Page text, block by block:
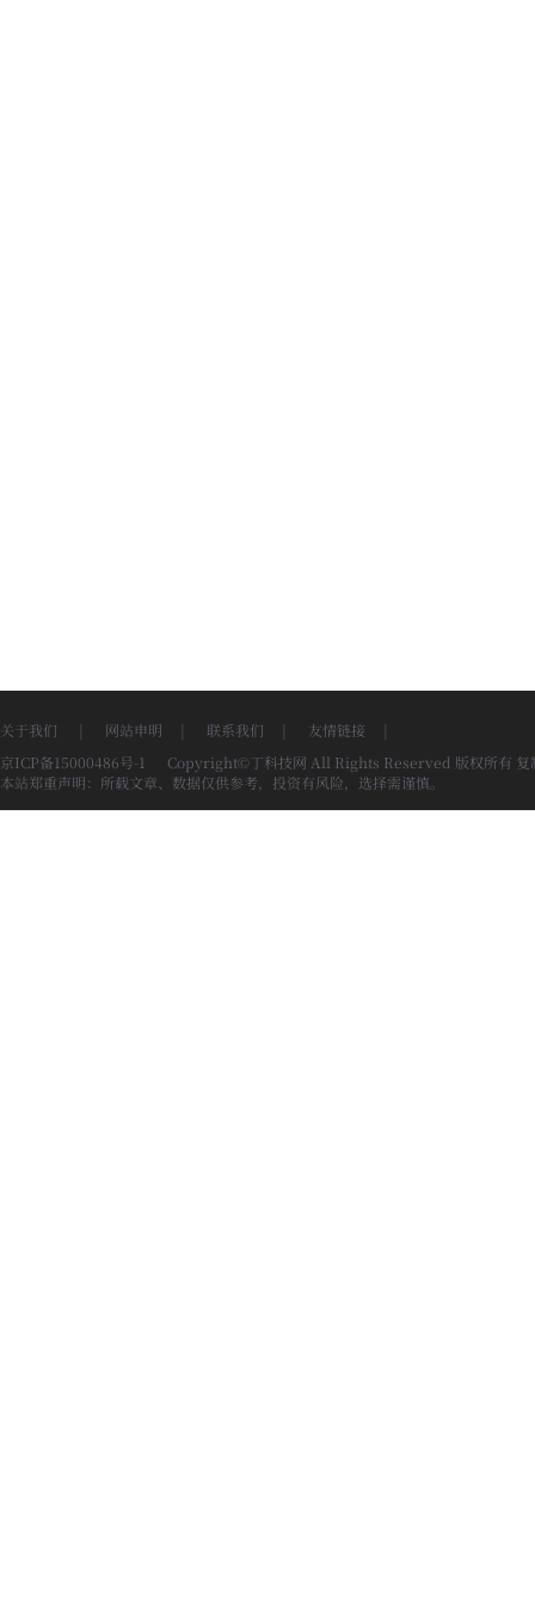
关于我们 | 网站申明 | 联系我们 | 友情链接
|
京ICP备15000486号-1
Copyright©丁科技网 All Rights Reserved 版权所有 复
本站郑重声明：所载文章、数据仅供参考，投资有风险，选择需谨慎。